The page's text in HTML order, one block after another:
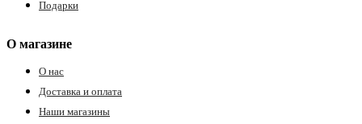
Подарки
О магазине
О нас
Доставка и оплата
Наши магазины